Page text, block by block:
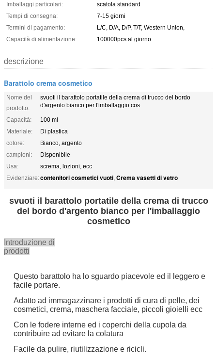
Imballaggi particolari:
scatola standard
Tempi di consegna:
7-15 giorni
Termini di pagamento:
L/C, D/A, D/P, T/T, Western Union,
Capacità di alimentazione:
100000pcs al giorno
descrizione
Barattolo crema cosmetico
Nome del
prodotto:
svuoti il barattolo portatile della crema di trucco del bordo
d'argento bianco per l'imballaggio cos
Capacità:
100 ml
Materiale:
Di plastica
colore:
Bianco, argento
campioni:
Disponibile
Usa:
screma, lozioni, ecc
Evidenziare:contenitori cosmetici vuoti, Crema vasetti di vetro
svuoti il barattolo portatile della crema di trucco
del bordo d'argento bianco per l'imballaggio
cosmetico
Introduzione di
prodotti
Questo barattolo ha lo sguardo piacevole ed il leggero e
facile portare.
Adatto ad immagazzinare i prodotti di cura di pelle, dei
cosmetici, crema, maschera facciale, piccoli gioielli ecc
Con le fodere interne ed i coperchi della cupola da
contribuire ad evitare la colatura
Facile da pulire, riutilizzazione e ricicli.